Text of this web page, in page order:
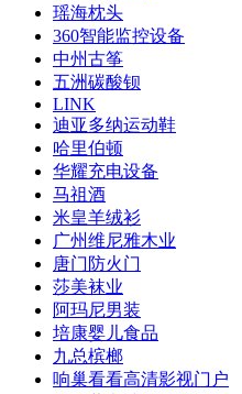
瑶海枕头
360智能监控设备
中州古筝
五洲碳酸钡
LINK
迪亚多纳运动鞋
哈里伯顿
华耀充电设备
马祖酒
米皇羊绒衫
广州维尼雅木业
唐门防火门
莎美袜业
阿玛尼男装
培康婴儿食品
九总槟榔
响巢看看高清影视门户